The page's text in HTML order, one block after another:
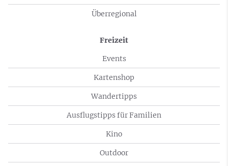
Überregional
Freizeit
Events
Kartenshop
Wandertipps
Ausflugstipps für Familien
Kino
Outdoor